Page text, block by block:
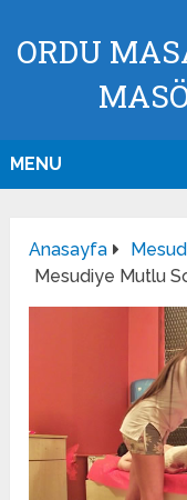
ORDU
MENU
Anasayfa
Mesudiye Mutlu